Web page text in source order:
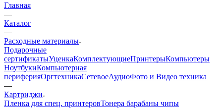
Главная
—
Каталог
—
Расходные материалы
Подарочные
сертификатыУценкаКомплектующиеПринтерыКомпьютеры
НоутбукиКомпьютерная
периферияОргтехникаСетевоеАудиоФото и Видео техника
—
Картриджи
Пленка для спец. принтеровТонера барабаны чипы